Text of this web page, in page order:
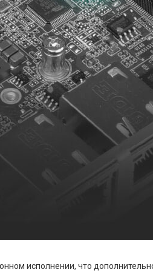
исполнении, что